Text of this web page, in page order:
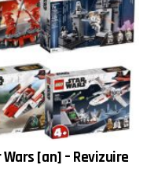
Wars [an] – Revizuire